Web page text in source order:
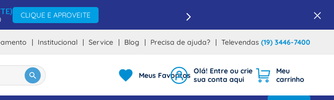
CLIQUE E APROVEITE
Institucional Service Blog Precisa de ajuda? Televendas (19) 3446-7400
Meus Favoritos